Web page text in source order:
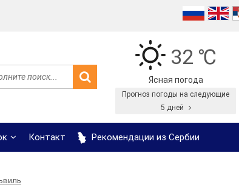
32 ℃
Ясная погода
Прогноз погоды на следующие
5 дней
Контакт Рекомендации из Сербии